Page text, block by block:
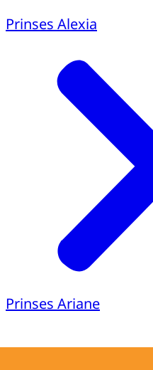
Prinses Alexia
Prinses Ariane